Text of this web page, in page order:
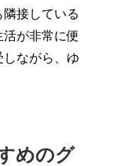
接している
が非常に便
ながら、ゆ
めのグ